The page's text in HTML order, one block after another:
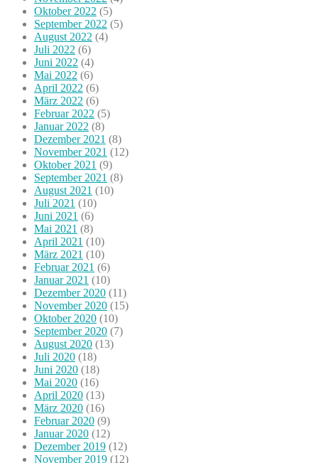
Oktober 2022 (5)
September 2022 (5)
August 2022 (4)
Juli 2022 (6)
Juni 2022 (4)
Mai 2022 (6)
April 2022 (6)
März 2022 (6)
Februar 2022 (5)
Januar 2022 (8)
Dezember 2021 (8)
November 2021 (12)
Oktober 2021 (9)
September 2021 (8)
August 2021 (10)
Juli 2021 (10)
Juni 2021 (6)
Mai 2021 (8)
April 2021 (10)
März 2021 (10)
Februar 2021 (6)
Januar 2021 (10)
Dezember 2020 (11)
November 2020 (15)
Oktober 2020 (10)
September 2020 (7)
August 2020 (13)
Juli 2020 (18)
Juni 2020 (18)
Mai 2020 (16)
April 2020 (13)
März 2020 (16)
Februar 2020 (9)
Januar 2020 (12)
Dezember 2019 (12)
November 2019 (12)